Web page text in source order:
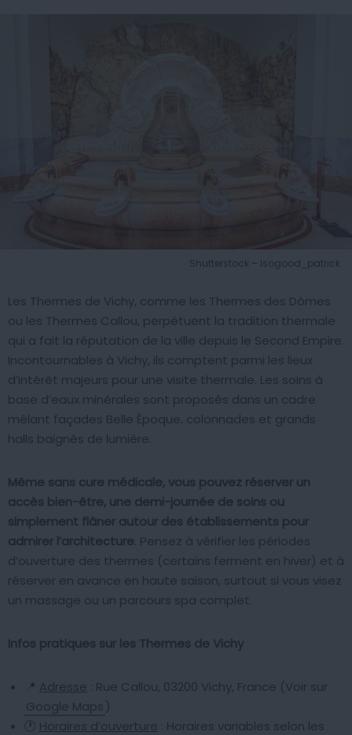
Shutterstock – Isogood_patrick
Les Thermes de Vichy, comme les Thermes des Dômes
ou les Thermes Callou, perpétuent la tradition thermale
qui a fait la réputation de la ville depuis le Second Empire.
Incontournables à Vichy, ils comptent parmi les lieux
d’intérêt majeurs pour une visite thermale. Les soins à
base d’eaux minérales sont proposés dans un cadre
mêlant façades Belle Époque, colonnades et grands
halls baignés de lumière.
Même sans cure médicale, vous pouvez réserver un
accès bien-être, une demi-journée de soins ou
simplement flâner autour des établissements pour
admirer l’architecture . Pensez à vérifier les périodes
d’ouverture des thermes (certains ferment en hiver) et à
réserver en avance en haute saison, surtout si vous visez
un massage ou un parcours spa complet.
Infos pratiques sur les Thermes de Vichy
📍 Adresse : Rue Callou, 03200 Vichy, France (Voir sur
Google Maps)
🕐 Horaires d’ouverture : Horaires variables selon les